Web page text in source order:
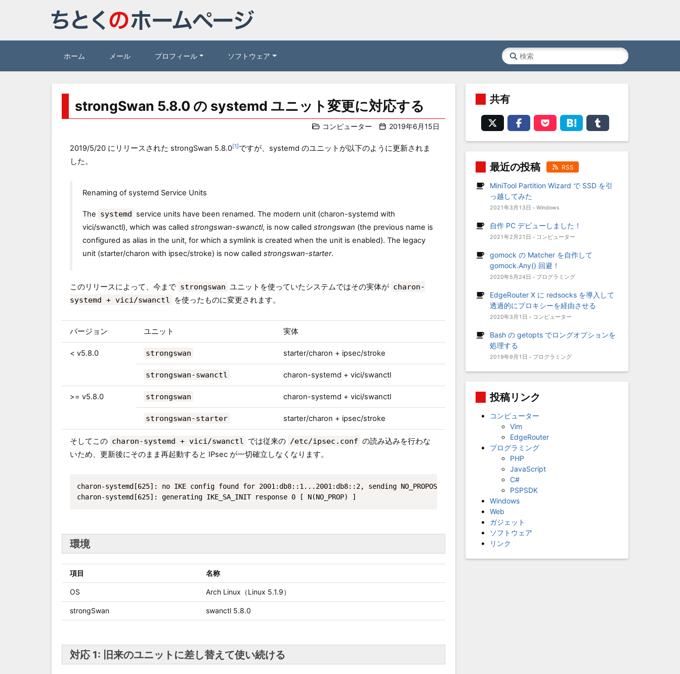
ホーム メール プロフィール ソフトウェア
strongSwan 5.8.0 の systemd ユニット変更に対応する
コンピューター 2019年6月15日
2019/5/20 にリリースされた strongSwan 5.8.0 1 ですが、systemd のユニットが以下のように更新されま
した。
Renaming of systemd Service Units
The systemd service units have been renamed. The modern unit (charon-systemd with
vici/swanctl), which was called strongswan-swanctl, is now called strongswan (the previous name is
configured as alias in the unit, for which a symlink is created when the unit is enabled). The legacy
unit (starter/charon with ipsec/stroke) is now called strongswan-starter.
このリリースによって、今まで strongswan ユニットを使っていたシステムではその実体が charon-
systemd + vici/swanctl
を使ったものに変更されます。
バージョン ユニット 実体
< v5.8.0 strongswan starter/charon + ipsec/stroke
strongswan-swanctl charon-systemd + vici/swanctl
>= v5.8.0 strongswan charon-systemd + vici/swanctl
strongswan-starter starter/charon + ipsec/stroke
そしてこの charon-systemd + vici/swanctl では従来の /etc/ipsec.conf の読み込みを行わな
いため、更新後にそのまま再起動すると IPsec が一切確立しなくなります。
charon-systemd[625]: no IKE config found for 2001:db8::1...2001:db8::2, sending NO_PROPOSAL_CHOSEN
charon-systemd[625]: generating IKE_SA_INIT response 0 [ N(NO_PROP) ]
環境
項目 名称
OS Arch Linux（Linux 5.1.9）
strongSwan swanctl 5.8.0
対応 1: 旧来のユニットに差し替えて使い続ける
共有
最近の投稿 RSS
MiniTool Partition Wizard で SSD を引
っ越してみた
2021年3月13日 Windows
自作 PC デビューしました！
2021年2月21日 コンピューター
gomock の Matcher を自作して
gomock.Any() 回避！
2020年5月24日 プログラミング
EdgeRouter X に redsocks を導入して
透過的にプロキシーを経由させる
2020年3月1日 コンピューター
Bash の getopts でロングオプションを
処理する
2019年9月1日 プログラミング
投稿リンク
コンピューター
Vim
EdgeRouter
プログラミング
PHP
JavaScript
C#
PSPSDK
Windows
Web
ガジェット
ソフトウェア
リンク